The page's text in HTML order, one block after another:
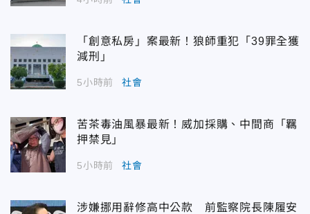
「創意私房」案最新！狼師重犯「39罪全獲
減刑」
5小時前 社會
苦茶毒油風暴最新！威加採購、中間商「羈
押禁見」
5小時前 社會
涉嫌挪用辭修高中公款 前監察院長陳履安